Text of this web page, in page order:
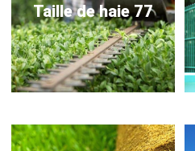
Taille de haie 77